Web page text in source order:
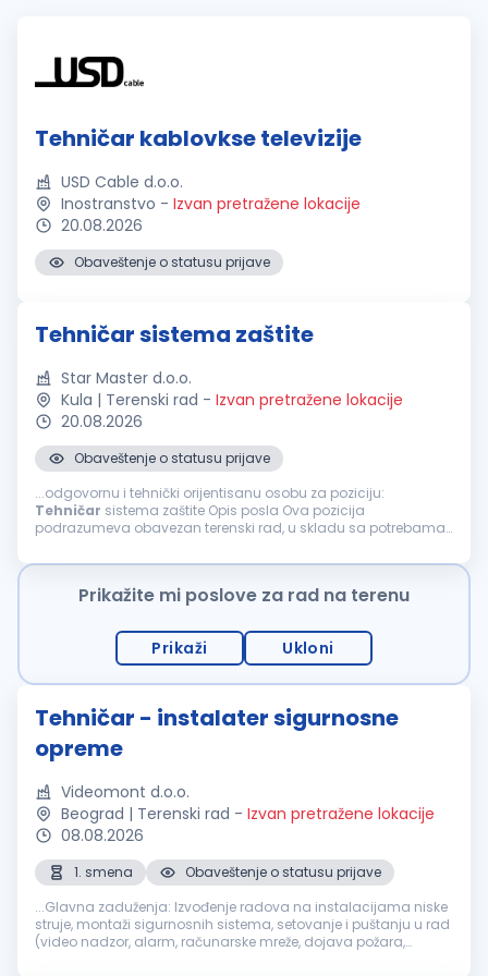
Tehničar kablovkse televizije
USD Cable d.o.o.
Inostranstvo - Izvan pretražene lokacije
20.08.2026
Obaveštenje o statusu prijave
Tehničar sistema zaštite
Star Master d.o.o.
Kula | Terenski rad - Izvan pretražene lokacije
20.08.2026
Obaveštenje o statusu prijave
...odgovornu i tehnički orijentisanu osobu za poziciju:
Tehničar sistema zaštite Opis posla Ova pozicija
podrazumeva obavezan terenski rad, u skladu sa potrebama
odlazak na teren ne odgovaraju...
Prikažite mi poslove za rad na terenu
Prikaži Ukloni
Tehničar - instalater sigurnosne
opreme
Videomont d.o.o.
Beograd | Terenski rad - Izvan pretražene lokacije
08.08.2026
1. smena
Obaveštenje o statusu prijave
...Glavna zaduženja: Izvođenje radova na instalacijama niske
struje, montaži sigurnosnih sistema, setovanje i puštanju u rad
(video nadzor, alarm, računarske mreže, dojava požara,